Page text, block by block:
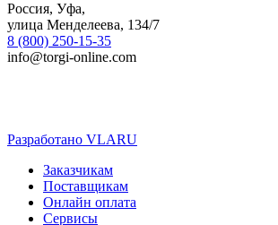
Россия, Уфа,
улица Менделеева, 134/7
8 (800) 250-15-35
info@torgi-online.com
Разработано VLARU
Close
Menu
Заказчикам
Поставщикам
Онлайн оплата
Сервисы